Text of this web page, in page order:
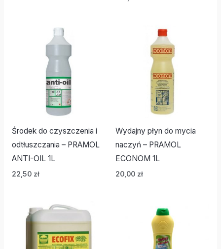
Środek do czyszczenia i
odtłuszczania – PRAMOL
ANTI-OIL 1L
22,50 zł
Wydajny płyn do mycia
naczyń – PRAMOL
ECONOM 1L
20,00 zł